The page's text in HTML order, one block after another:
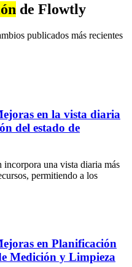
de Flowtly
publicados más recientes
en la vista diaria
del estado de
incorpora una vista diaria más
permitiendo a los
en Planificación
Medición y Limpieza